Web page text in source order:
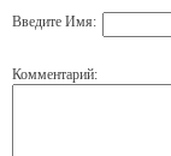
Введите Имя:
Комментарий: